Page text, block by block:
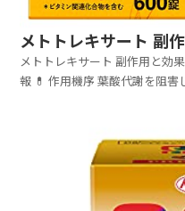
メトトレキサート 副
メトトレキサート 副作用と効果について メトトレ